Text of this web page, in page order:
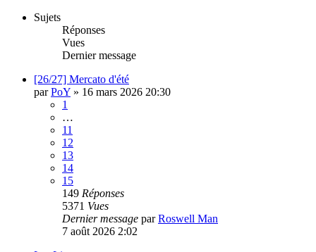
Sujets
Réponses
Vues
Dernier message
[26/27] Mercato d'été
parPoY » 16 mars 2026 20:30
1
…
11
12
13
14
15
149 Réponses
5371 Vues
Dernier message parRoswell Man
7 août 2026 2:02